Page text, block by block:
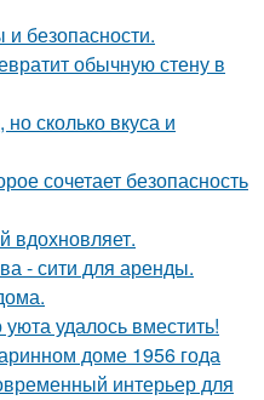
безопасности.
обычную стену в
сколько вкуса и
сочетает безопасность
вдохновляет.
- сити для аренды.
удалось вместить!
доме 1956 года
интерьер для